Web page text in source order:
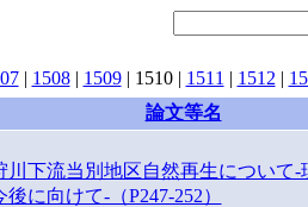
| 1508| 1509| 1510| 1511 | 1512 |
論文等名
川下流当別地区自然再生について-
後に向けて-（P247-252）